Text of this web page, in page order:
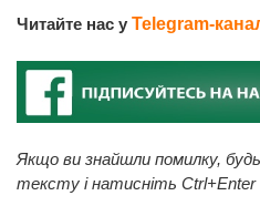
Читайте нас у Telegram-
Якщо ви знайшли помилку,
тексту і натисніть Ctrl+Enter